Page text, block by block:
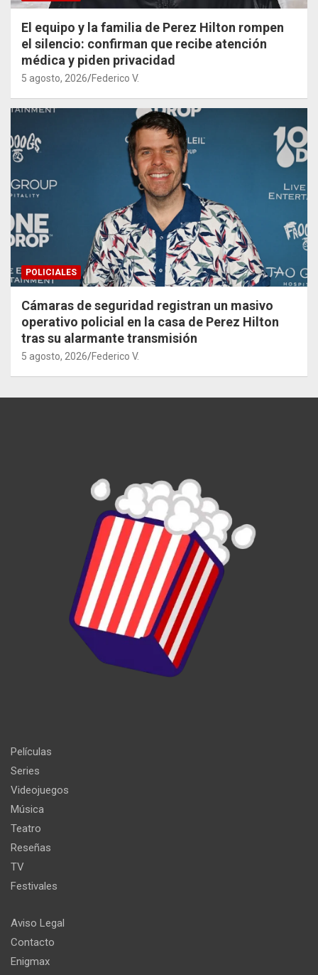
El equipo y la familia de Perez Hilton rompen
el silencio: confirman que recibe atención
médica y piden privacidad
5 agosto, 2026 Federico V.
POLICIALES
Cámaras de seguridad registran un masivo
operativo policial en la casa de Perez Hilton
tras su alarmante transmisión
5 agosto, 2026 Federico V.
Películas
Series
Videojuegos
Música
Teatro
Reseñas
TV
Festivales
Aviso Legal
Contacto
Enigmax